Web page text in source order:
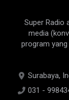
Super Radio
media
program
Surabaya,
031 -